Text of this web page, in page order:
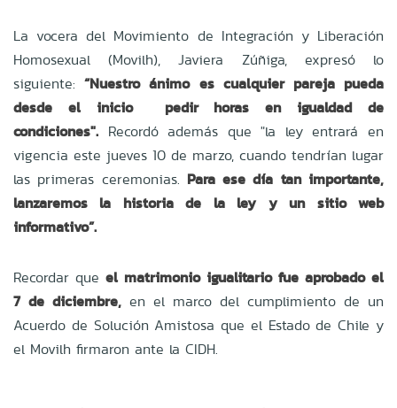
La vocera del Movimiento de Integración y Liberación
Homosexual (Movilh), Javiera Zúñiga, expresó lo
siguiente:“Nuestro ánimo es cualquier pareja pueda
desde el inicio pedir horas en igualdad de
condiciones". Recordó además que "la ley entrará en
vigencia este jueves 10 de marzo, cuando tendrían lugar
las primeras ceremonias. Para ese día tan importante,
lanzaremos la historia de la ley y un sitio web
informativo”.
Recordar que el matrimonio igualitario fue aprobado el
7 de diciembre, en el marco del cumplimiento de un
Acuerdo de Solución Amistosa que el Estado de Chile y
el Movilh firmaron ante la CIDH.